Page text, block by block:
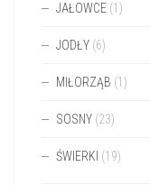
JAŁOWCE (1)
JODŁY (6)
MIŁORZĄB (1)
SOSNY (23)
ŚWIERKI (19)